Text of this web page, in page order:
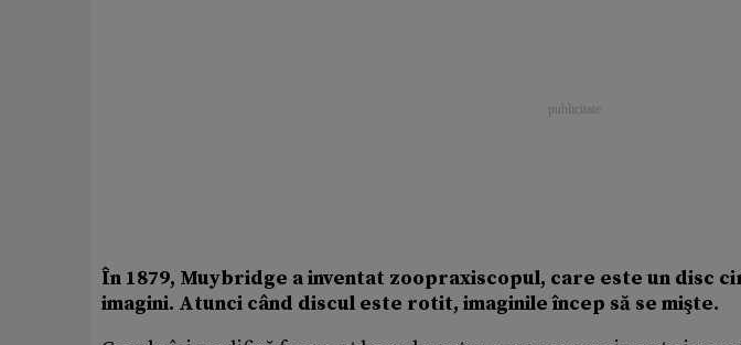
În 1879, Muybridge a inventat zoopraxiscopul, care este un disc
imagini. Atunci când discul este rotit, imaginile încep să se mişte.